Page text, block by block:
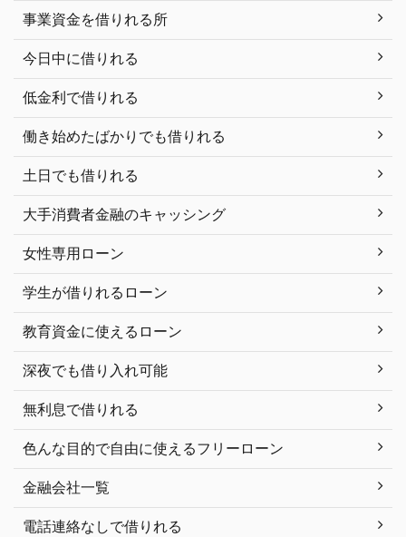
事業資金を借りれる所
今日中に借りれる
低金利で借りれる
働き始めたばかりでも借りれる
土日でも借りれる
大手消費者金融のキャッシング
女性専用ローン
学生が借りれるローン
教育資金に使えるローン
深夜でも借り入れ可能
無利息で借りれる
色んな目的で自由に使えるフリーローン
金融会社一覧
電話連絡なしで借りれる